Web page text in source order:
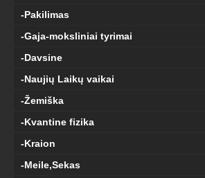
-Pakilimas
-Gaja-moksliniai tyrimai
-Davsine
-Naujių Laikų vaikai
-Žemiška
-Kvantine fizika
-Kraion
-Meile,Sekas